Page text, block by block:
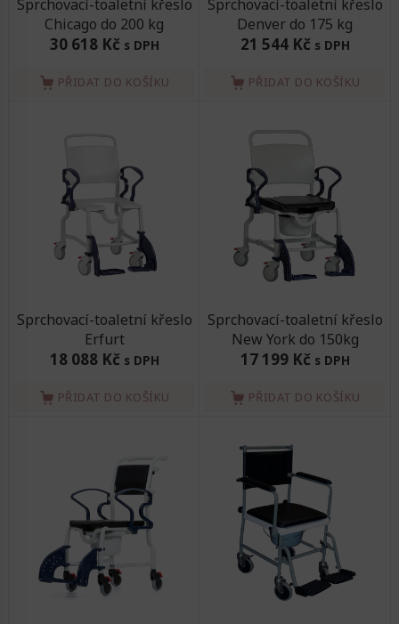
Sprchovací-toaletní křeslo
Chicago do 200 kg
30 618 Kč s DPH
PŘIDAT DO KOŠÍKU
Sprchovací-toaletní křeslo
Denver do 175 kg
21 544 Kč s DPH
PŘIDAT DO KOŠÍKU
Sprchovací-toaletní křeslo
Erfurt
18 088 Kč s DPH
PŘIDAT DO KOŠÍKU
Sprchovací-toaletní křeslo
New York do 150kg
17 199 Kč s DPH
PŘIDAT DO KOŠÍKU